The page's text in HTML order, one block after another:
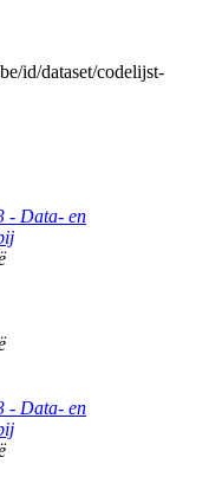
id/dataset/codelijst-
- Data- en
- Data- en